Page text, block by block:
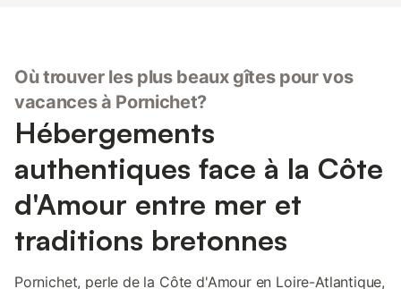
Où trouver les plus beaux gîtes pour vos
vacances à Pornichet?
Hébergements
authentiques face à la Côte
d'Amour entre mer et
traditions bretonnes
Pornichet, perle de la Côte d'Amour en Loire-Atlantique,